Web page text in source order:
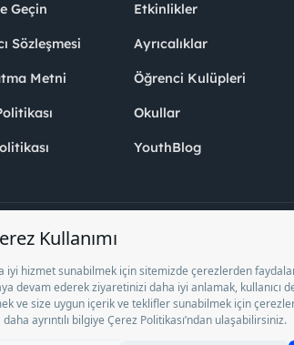
Geçin
Sözleşmesi
Metni
Etkinlikler
Ayrıcalıklar
Öğrenci Kulüpleri
Okullar
YouthBlog
İstihdam Bürosu Olarak 13/05/2025 - 12/05/2028